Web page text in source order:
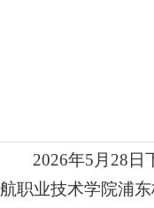
2026年5月28
航职业技术学院浦